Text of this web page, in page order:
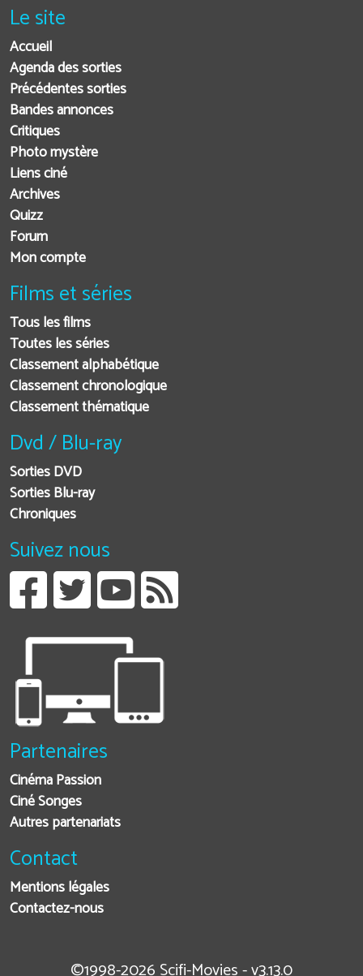
Le site
Accueil
Agenda des sorties
Précédentes sorties
Bandes annonces
Critiques
Photo mystère
Liens ciné
Archives
Quizz
Forum
Mon compte
Films et séries
Tous les films
Toutes les séries
Classement alphabétique
Classement chronologique
Classement thématique
Dvd / Blu-ray
Sorties DVD
Sorties Blu-ray
Chroniques
Suivez nous
Partenaires
Cinéma Passion
Ciné Songes
Autres partenariats
Contact
Mentions légales
Contactez-nous
©1998-2026 Scifi-Movies - v3.13.0